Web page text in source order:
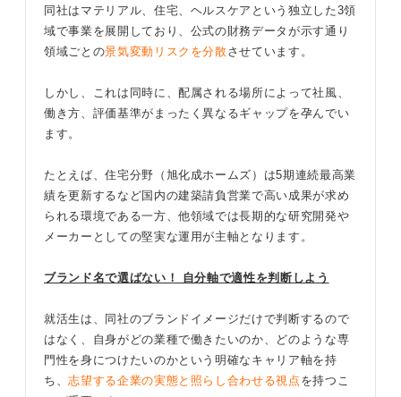
同社はマテリアル、住宅、ヘルスケアという独立した3領
域で事業を展開しており、公式の財務データが示す通り
領域ごとの景気変動リスクを分散させています。
しかし、これは同時に、配属される場所によって社風、
働き方、評価基準がまったく異なるギャップを孕んでい
ます。
たとえば、住宅分野（旭化成ホームズ）は5期連続最高業
績を更新するなど国内の建築請負営業で高い成果が求め
られる環境である一方、他領域では長期的な研究開発や
メーカーとしての堅実な運用が主軸となります。
ブランド名で選ばない！ 自分軸で適性を判断しよう
就活生は、同社のブランドイメージだけで判断するので
はなく、自身がどの業種で働きたいのか、どのような専
門性を身につけたいのかという明確なキャリア軸を持
ち、志望する企業の実態と照らし合わせる視点 を持つこ